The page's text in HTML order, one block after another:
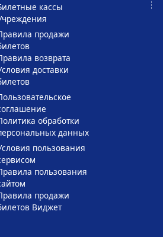
кассы
продажи
возврата
доставки
обработки
данных
пользования
пользования
продажи
Виджет